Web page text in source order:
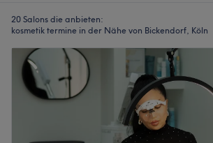
20 Salons die anbieten:
kosmetik termine in der Nähe von Bickendorf, Köln